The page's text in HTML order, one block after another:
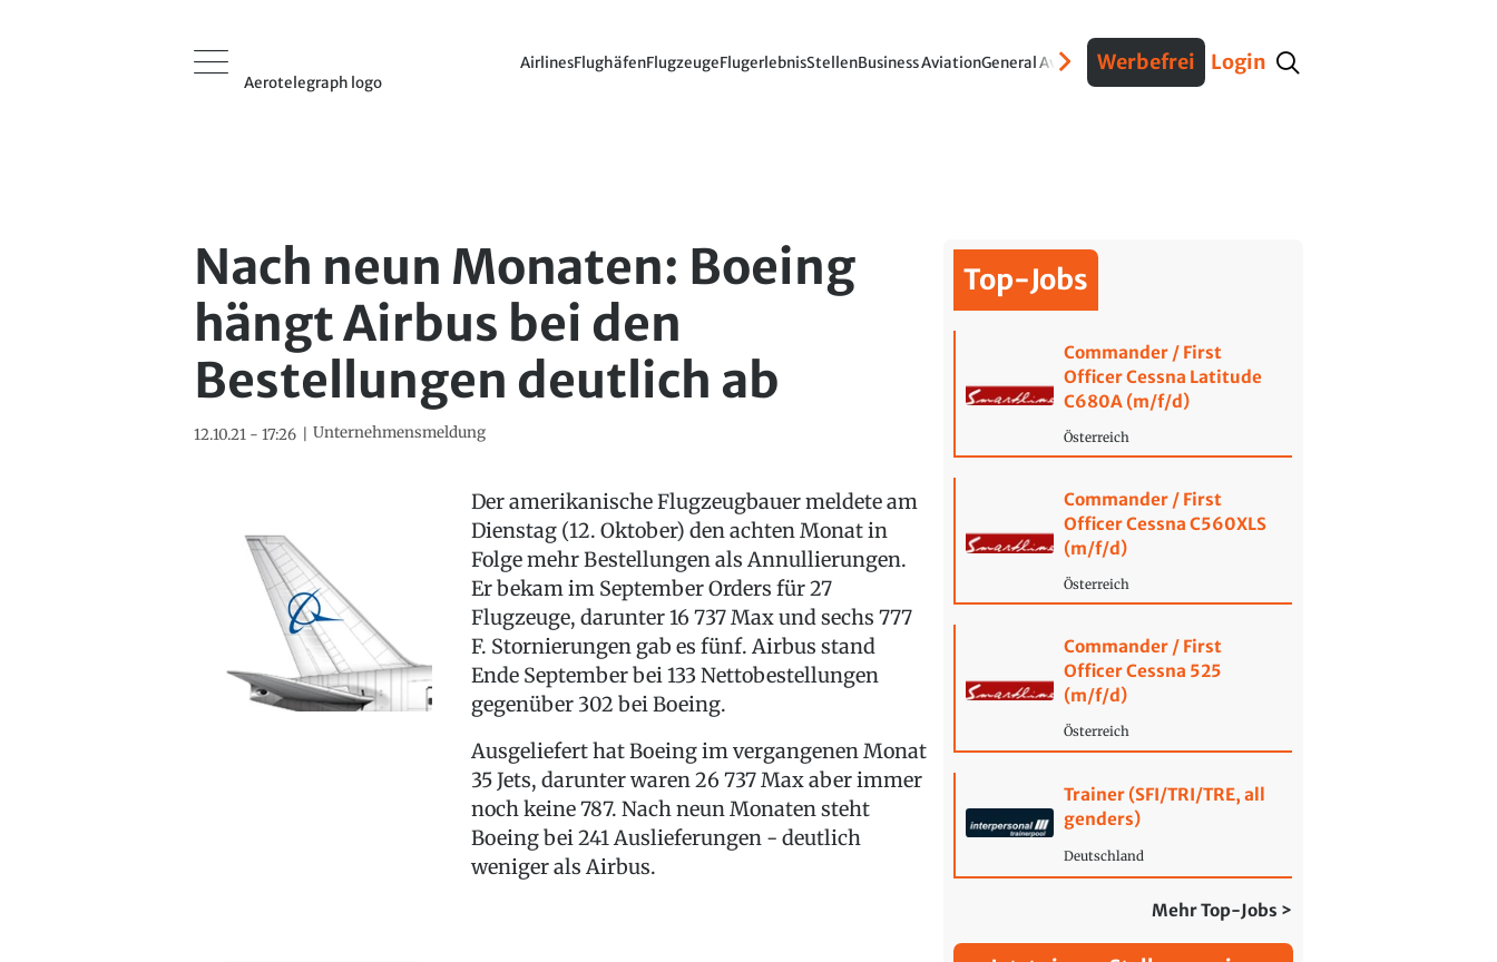
Aerotelegraph logo
AirlinesFlughäfenFlugzeugeFlugerlebnisStellenBusiness AviationGeneral AviationVerteidigungInterviews Fracht
Werbefrei Login
Nach neun Monaten: Boeing
hängt Airbus bei den
Bestellungen deutlich ab
12.10.21 - 17:26 Unternehmensmeldung
Der amerikanische Flugzeugbauer meldete am
Dienstag (12. Oktober) den achten Monat in
Folge mehr Bestellungen als Annullierungen.
Er bekam im September Orders für 27
Flugzeuge, darunter 16 737 Max und sechs 777
F. Stornierungen gab es fünf. Airbus stand
Ende September bei 133 Nettobestellungen
gegenüber 302 bei Boeing.
Ausgeliefert hat Boeing im vergangenen Monat
35 Jets, darunter waren 26 737 Max aber immer
noch keine 787. Nach neun Monaten steht
Boeing bei 241 Auslieferungen - deutlich
weniger als Airbus.
Top-Jobs
Commander / First
Officer Cessna Latitude
C680A (m/f/d)
Österreich
Commander / First
Officer Cessna C560XLS
(m/f/d)
Österreich
Commander / First
Officer Cessna 525
(m/f/d)
Österreich
Trainer (SFI/TRI/TRE, all
genders)
Deutschland
Mehr Top-Jobs >